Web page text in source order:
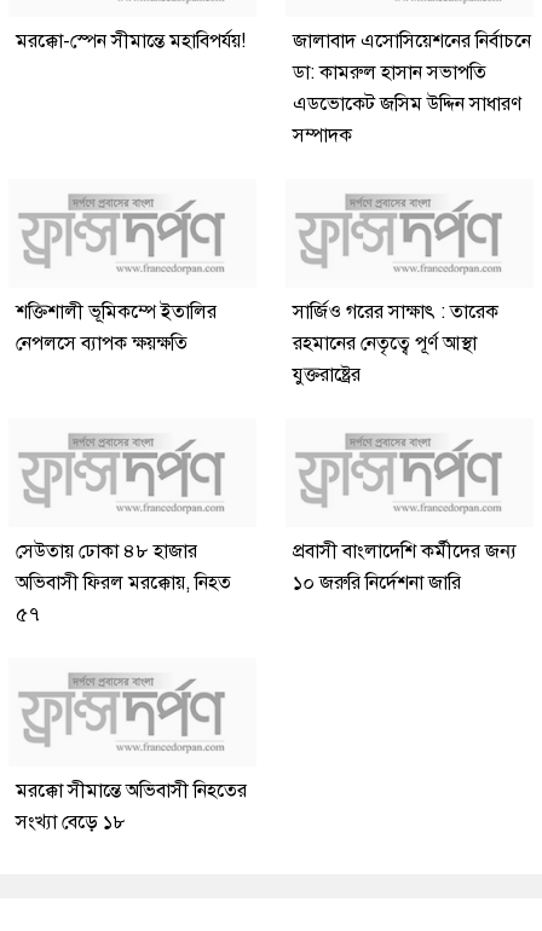
মরক্কো-স্পেন সীমান্তে মহাবিপর্যয়!
জালাবাদ এসোসিয়েশনের নির্বাচনে
ডা: কামরুল হাসান সভাপতি
এডভোকেট জসিম উদ্দিন সাধারণ
সম্পাদক
শক্তিশালী ভূমিকম্পে ইতালির
নেপলসে ব্যাপক ক্ষয়ক্ষতি
সার্জিও গরের সাক্ষাৎ : তারেক
রহমানের নেতৃত্বে পূর্ণ আস্থা
যুক্তরাষ্ট্রের
সেউতায় ঢোকা ৪৮ হাজার
অভিবাসী ফিরল মরক্কোয়, নিহত
৫৭
প্রবাসী বাংলাদেশি কর্মীদের জন্য
১০ জরুরি নির্দেশনা জারি
মরক্কো সীমান্তে অভিবাসী নিহতের
সংখ্যা বেড়ে ১৮